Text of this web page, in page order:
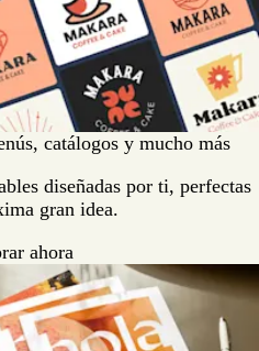
catálogos y mucho más
diseñadas por ti, perfectas
gran idea.
ahora